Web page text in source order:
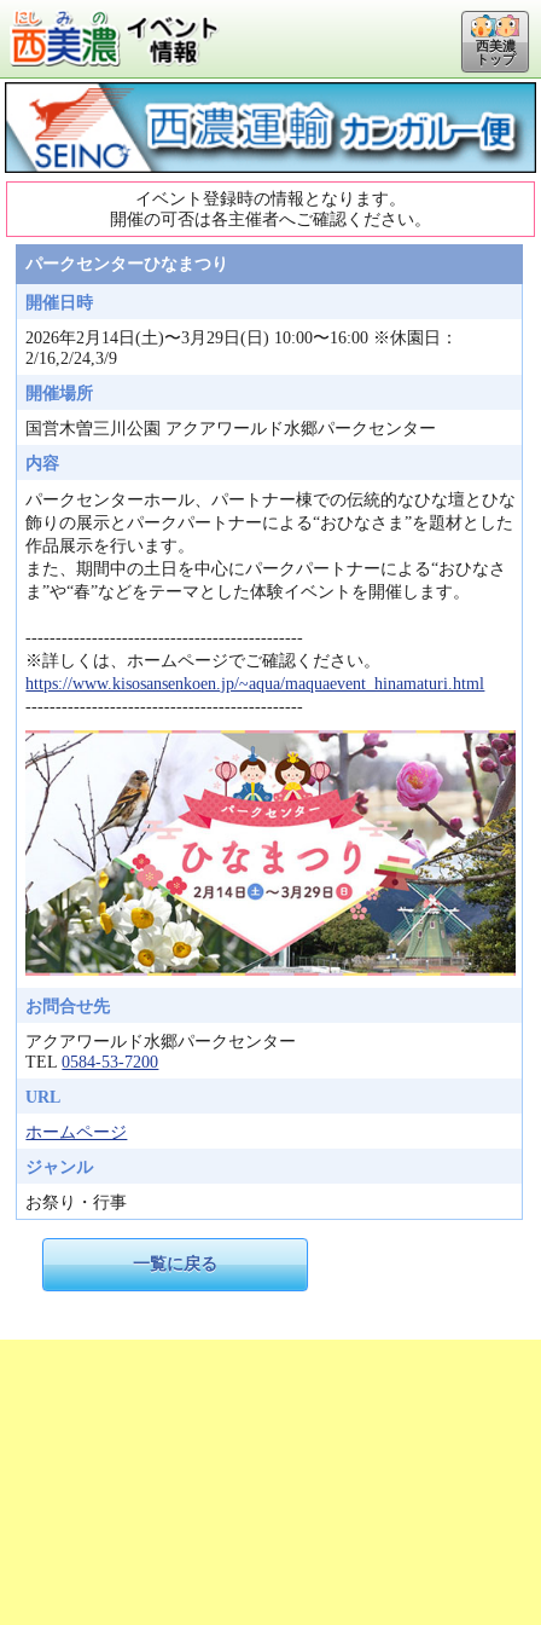
西美濃
トップ
イベント登録時の情報となります。
開催の可否は各主催者へご確認ください。
パークセンターひなまつり
開催日時
2026年2月14日(土)〜3月29日(日) 10:00〜16:00 ※休園日：
2/16,2/24,3/9
開催場所
国営木曽三川公園 アクアワールド水郷パークセンター
内容
パークセンターホール、パートナー棟での伝統的なひな壇とひな
飾りの展示とパークパートナーによる“おひなさま”を題材とした
作品展示を行います。
また、期間中の土日を中心にパークパートナーによる“おひなさ
ま”や“春”などをテーマとした体験イベントを開催します。
----------------------------------------------
※詳しくは、ホームページでご確認ください。
https://www.kisosansenkoen.jp/~aqua/maquaevent_hinamaturi.html
----------------------------------------------
お問合せ先
アクアワールド水郷パークセンター
TEL0584-53-7200
URL
ホームページ
ジャンル
お祭り・行事
一覧に戻る